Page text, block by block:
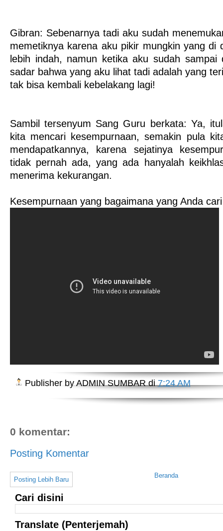
Gibran: Sebenarnya tadi aku sudah
memetiknya karena aku pikir mungkin yang di
lebih indah, namun ketika aku sudah sampai
sadar bahwa yang aku lihat tadi adalah yang
tak bisa kembali kebelakang lagi!
Sambil tersenyum Sang Guru berkata: Ya,
kita mencari kesempurnaan, semakin pula
mendapatkannya, karena sejatinya
tidak pernah ada, yang ada hanyalah
menerima kekurangan.
Kesempurnaan yang bagaimana yang Anda
Publisher byADMIN SUMBAR di7:24 AM
0 komentar:
Posting Komentar
Posting Lebih Baru
Beranda
Cari disini
Translate (Penterjemah)